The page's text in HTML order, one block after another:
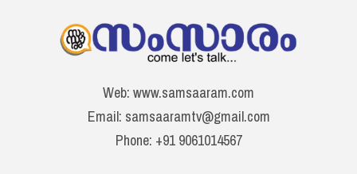
Web: www.samsaaram.com
Email: samsaaramtv@gmail.com
Phone: +91 9061014567